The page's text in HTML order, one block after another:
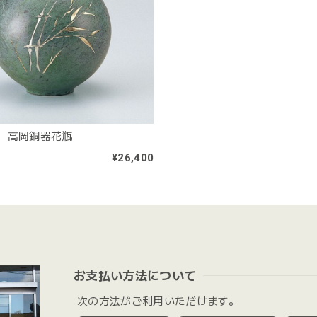
岡銅器花瓶
¥26,400
お支払い方法について
次の方法がご利用いただけます。